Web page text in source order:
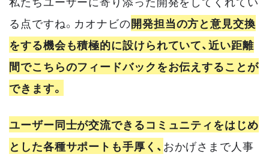
る点ですね。カオナビの開発担当の方と意見交換
をする機会も積極的に設けられていて、近い距離
間でこちらのフィードバックをお伝えすることが
できます。
ユーザー同士が交流できるコミュニティをはじめ
とした各種サポートも手厚く、おかげさまで人事